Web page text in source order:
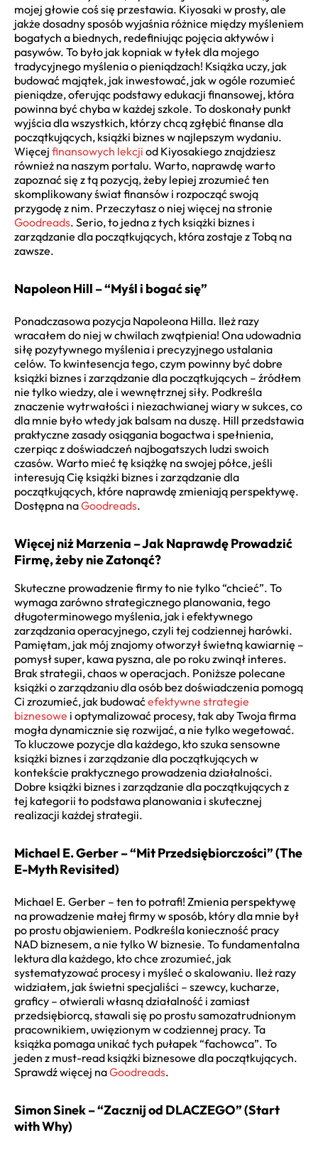
mojej głowie coś się przestawia. Kiyosaki w prosty, ale
jakże dosadny sposób wyjaśnia różnice między myśleniem
bogatych a biednych, redefiniując pojęcia aktywów i
pasywów. To było jak kopniak w tyłek dla mojego
tradycyjnego myślenia o pieniądzach! Książka uczy, jak
budować majątek, jak inwestować, jak w ogóle rozumieć
pieniądze, oferując podstawy edukacji finansowej, która
powinna być chyba w każdej szkole. To doskonały punkt
wyjścia dla wszystkich, którzy chcą zgłębić finanse dla
początkujących, książki biznes w najlepszym wydaniu.
Więcej finansowych lekcji od Kiyosakiego znajdziesz
również na naszym portalu. Warto, naprawdę warto
zapoznać się z tą pozycją, żeby lepiej zrozumieć ten
skomplikowany świat finansów i rozpocząć swoją
przygodę z nim. Przeczytasz o niej więcej na stronie
Goodreads. Serio, to jedna z tych książki biznes i
zarządzanie dla początkujących, która zostaje z Tobą na
zawsze.
Napoleon Hill – “Myśl i bogać się”
Ponadczasowa pozycja Napoleona Hilla. Ileż razy
wracałem do niej w chwilach zwątpienia! Ona udowadnia
siłę pozytywnego myślenia i precyzyjnego ustalania
celów. To kwintesencja tego, czym powinny być dobre
książki biznes i zarządzanie dla początkujących – źródłem
nie tylko wiedzy, ale i wewnętrznej siły. Podkreśla
znaczenie wytrwałości i niezachwianej wiary w sukces, co
dla mnie było wtedy jak balsam na duszę. Hill przedstawia
praktyczne zasady osiągania bogactwa i spełnienia,
czerpiąc z doświadczeń najbogatszych ludzi swoich
czasów. Warto mieć tę książkę na swojej półce, jeśli
interesują Cię książki biznes i zarządzanie dla
początkujących, które naprawdę zmieniają perspektywę.
Dostępna naGoodreads.
Więcej niż Marzenia – Jak Naprawdę Prowadzić
Firmę, żeby nie Zatonąć?
Skuteczne prowadzenie firmy to nie tylko “chcieć”. To
wymaga zarówno strategicznego planowania, tego
długoterminowego myślenia, jak i efektywnego
zarządzania operacyjnego, czyli tej codziennej harówki.
Pamiętam, jak mój znajomy otworzył świetną kawiarnię –
pomysł super, kawa pyszna, ale po roku zwinął interes.
Brak strategii, chaos w operacjach. Poniższe polecane
książki o zarządzaniu dla osób bez doświadczenia pomogą
Ci zrozumieć, jak budowaćefektywne strategie
biznesowe i optymalizować procesy, tak aby Twoja firma
mogła dynamicznie się rozwijać, a nie tylko wegetować.
To kluczowe pozycje dla każdego, kto szuka sensowne
książki biznes i zarządzanie dla początkujących w
kontekście praktycznego prowadzenia działalności.
Dobre książki biznes i zarządzanie dla początkujących z
tej kategorii to podstawa planowania i skutecznej
realizacji każdej strategii.
Michael E. Gerber – “Mit Przedsiębiorczości” (The
E-Myth Revisited)
Michael E. Gerber – ten to potrafi! Zmienia perspektywę
na prowadzenie małej firmy w sposób, który dla mnie był
po prostu objawieniem. Podkreśla konieczność pracy
NAD biznesem, a nie tylko W biznesie. To fundamentalna
lektura dla każdego, kto chce zrozumieć, jak
systematyzować procesy i myśleć o skalowaniu. Ileż razy
widziałem, jak świetni specjaliści – szewcy, kucharze,
graficy – otwierali własną działalność i zamiast
przedsiębiorcą, stawali się po prostu samozatrudnionym
pracownikiem, uwięzionym w codziennej pracy. Ta
książka pomaga unikać tych pułapek “fachowca”. To
jeden z must-read książki biznesowe dla początkujących.
Sprawdź więcej naGoodreads.
Simon Sinek – “Zacznij od DLACZEGO” (Start
with Why)